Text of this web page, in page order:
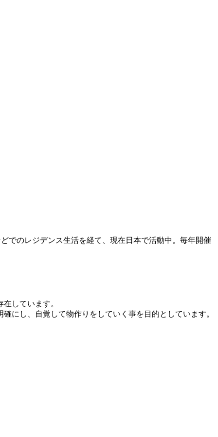
でのレジデンス生活を経て、現在日本で活動中。毎年開催
しています。
にし、自覚して物作りをしていく事を目的としています。